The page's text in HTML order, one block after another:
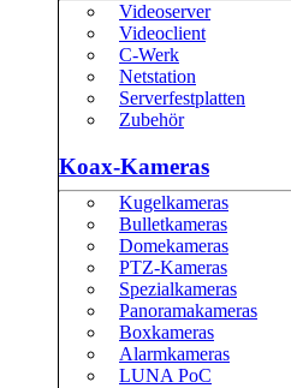
Videoserver
Videoclient
C-Werk
Netstation
Serverfestplatten
Zubehör
Koax-Kameras
Kugelkameras
Bulletkameras
Domekameras
PTZ-Kameras
Spezialkameras
Panoramakameras
Boxkameras
Alarmkameras
LUNA PoC